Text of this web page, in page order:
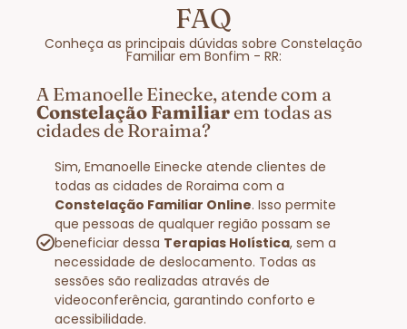
FAQ
Conheça as principais dúvidas sobre Constelação
Familiar em Bonfim - RR:
A Emanoelle Einecke, atende com a
Constelação Familiarem todas as
cidades de Roraima?​
Sim, Emanoelle Einecke atende clientes de
todas as cidades de Roraima com a
Constelação Familiar Online. Isso permite
que pessoas de qualquer região possam se
beneficiar dessa Terapias Holística, sem a
necessidade de deslocamento. Todas as
sessões são realizadas através de
videoconferência, garantindo conforto e
acessibilidade.